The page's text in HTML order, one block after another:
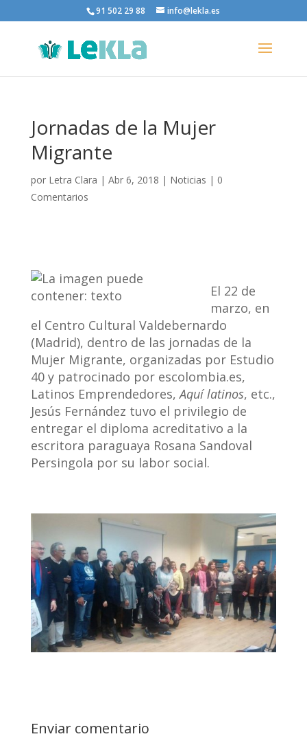
91 502 29 88 info@lekla.es
Jornadas de la Mujer
Migrante
por Letra Clara | Abr 6, 2018 | Noticias | 0
Comentarios
El 22 de
marzo, en
el Centro Cultural Valdebernardo
(Madrid), dentro de las jornadas de la
Mujer Migrante, organizadas por Estudio
40 y patrocinado por escolombia.es,
Latinos Emprendedores,Aquí latinos, etc.,
Jesús Fernández tuvo el privilegio de
entregar el diploma acreditativo a la
escritora paraguaya Rosana Sandoval
Persingola por su labor social.
Enviar comentario